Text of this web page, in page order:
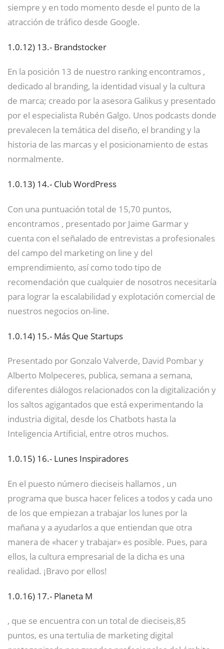
siempre y en todo momento desde el punto de la
atracción de tráfico desde Google.
1.0.12) 13.- Brandstocker
En la posición 13 de nuestro ranking encontramos ,
dedicado al branding, la identidad visual y la cultura
de marca; creado por la asesora Galikus y presentado
por el especialista Rubén Galgo. Unos podcasts donde
prevalecen la temática del diseño, el branding y la
historia de las marcas y el posicionamiento de estas
normalmente.
1.0.13) 14.- Club WordPress
Con una puntuación total de 15,70 puntos,
encontramos , presentado por Jaime Garmar y
cuenta con el señalado de entrevistas a profesionales
del campo del marketing on line y del
emprendimiento, así como todo tipo de
recomendación que cualquier de nosotros necesitaría
para lograr la escalabilidad y explotación comercial de
nuestros negocios on-line.
1.0.14) 15.- Más Que Startups
Presentado por Gonzalo Valverde, David Pombar y
Alberto Molpeceres, publica, semana a semana,
diferentes diálogos relacionados con la digitalización y
los saltos agigantados que está experimentando la
industria digital, desde los Chatbots hasta la
Inteligencia Artificial, entre otros muchos.
1.0.15) 16.- Lunes Inspiradores
En el puesto número dieciseis hallamos , un
programa que busca hacer felices a todos y cada uno
de los que empiezan a trabajar los lunes por la
mañana y a ayudarlos a que entiendan que otra
manera de «hacer y trabajar» es posible. Pues, para
ellos, la cultura empresarial de la dicha es una
realidad. ¡Bravo por ellos!
1.0.16) 17.- Planeta M
, que se encuentra con un total de dieciseis,85
puntos, es una tertulia de marketing digital